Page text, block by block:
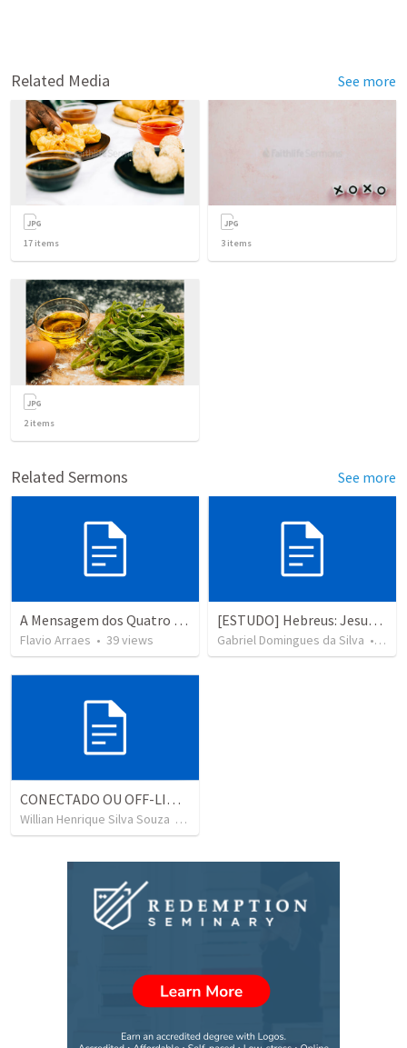
Related Media See more
17 items 3 items
2items
Related Sermons See more
A Mensagem dos Quatro Cálices
Flavio Arraes • 39views
[ESTUDO] Hebreus: Jesus Cristo é superior a tudo!
Gabriel Domingues da Silva • 454
CONECTADO OU OFF-LINE? (Adolescentes)
Willian Henrique Silva Souza 69